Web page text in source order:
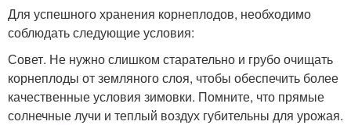
Для успешного хранения корнеплодов, необходимо
соблюдать следующие условия:
Совет. Не нужно слишком старательно и грубо очищать
корнеплоды от земляного слоя, чтобы обеспечить более
качественные условия зимовки. Помните, что прямые
солнечные лучи и теплый воздух губительны для урожая.